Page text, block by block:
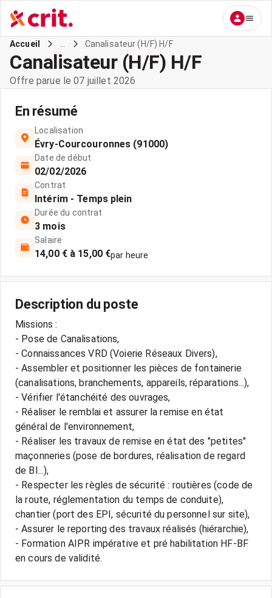
Accueil Canalisateur (H/F) H/F
Canalisateur (H/F) H/F
Offre parue le 07 juillet 2026
En résumé
Localisation
Évry-Courcouronnes (91000)
Date de début
02/02/2026
Contrat
Intérim - Temps plein
Durée du contrat
3 mois
Salaire
14,00 € à 15,00 €par heure
Description du poste
Missions :
- Pose de Canalisations,
- Connaissances VRD (Voierie Réseaux Divers),
- Assembler et positionner les pièces de fontainerie
(canalisations, branchements, appareils, réparations...),
- Vérifier l'étanchéité des ouvrages,
- Réaliser le remblai et assurer la remise en état
général de l'environnement,
- Réaliser les travaux de remise en état des "petites"
maçonneries (pose de bordures, réalisation de regard
de BI...),
- Respecter les règles de sécurité : routières (code de
la route, réglementation du temps de conduite),
chantier (port des EPI, sécurité du personnel sur site),
- Assurer le reporting des travaux réalisés (hiérarchie),
- Formation AIPR impérative et pré habilitation HF-BF